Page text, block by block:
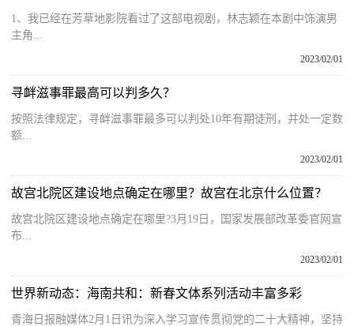
1、我已经在芳草地影院看过了这部电视剧，林志颖在本剧中饰演男
主角...
2023/02/01
寻衅滋事罪最高可以判多久？
按照法律规定，寻衅滋事罪最多可以判处10年有期徒刑，并处一定数
额...
2023/02/01
故宫北院区建设地点确定在哪里？故宫在北京什么位置？
故宫北院区建设地点确定在哪里?3月19日，国家发展部改革委官网宣
布...
2023/02/01
世界新动态：海南共和：新春文体系列活动丰富多彩
青海日报融媒体2月1日讯为深入学习宣传贯彻党的二十大精神，坚持